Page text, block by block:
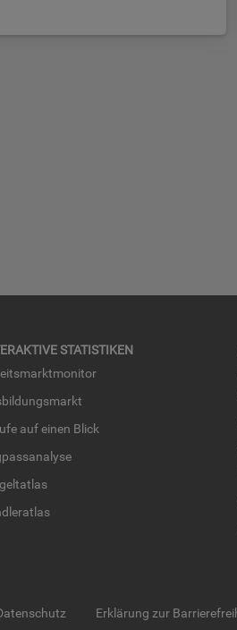
STA­TIS­TI­KEN
auf einen Blick
Erklärung zur